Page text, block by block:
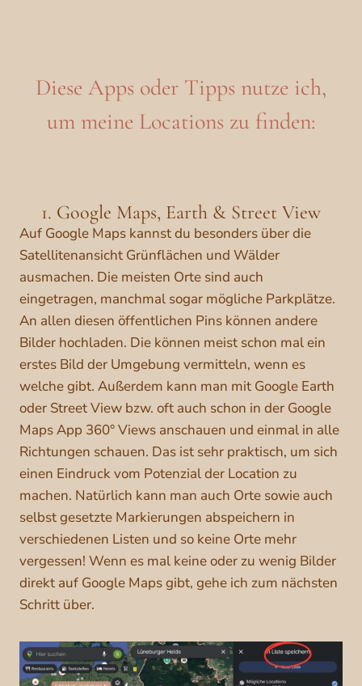
Diese Apps oder Tipps nutze ich,
um meine Locations zu finden:
1. Google Maps, Earth & Street View
Auf Google Maps kannst du besonders über die
Satellitenansicht Grünflächen und Wälder
ausmachen. Die meisten Orte sind auch
eingetragen, manchmal sogar mögliche Parkplätze.
An allen diesen öffentlichen Pins können andere
Bilder hochladen. Die können meist schon mal ein
erstes Bild der Umgebung vermitteln, wenn es
welche gibt. Außerdem kann man mit Google Earth
oder Street View bzw. oft auch schon in der Google
Maps App 360° Views anschauen und einmal in alle
Richtungen schauen. Das ist sehr praktisch, um sich
einen Eindruck vom Potenzial der Location zu
machen. Natürlich kann man auch Orte sowie auch
selbst gesetzte Markierungen abspeichern in
verschiedenen Listen und so keine Orte mehr
vergessen! Wenn es mal keine oder zu wenig Bilder
direkt auf Google Maps gibt, gehe ich zum nächsten
Schritt über.